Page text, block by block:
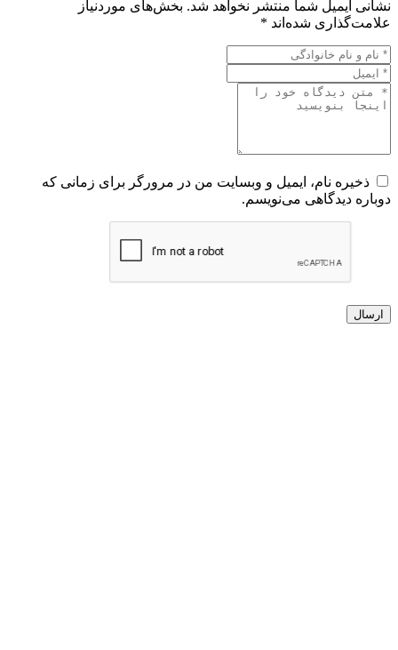
نشانی ایمیل شما منتشر نخواهد شد. بخش‌های موردنیاز
علامت‌گذاری شده‌اند *
ذخیره نام، ایمیل و وبسایت من در مرورگر برای زمانی که
دوباره دیدگاهی می‌نویسم.
ارسال